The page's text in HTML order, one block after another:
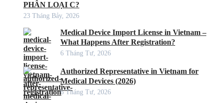
PHÂN LOẠI C?
23 Tháng Bảy, 2026
Medical Device Import License in Vietnam –
What Happens After Registration?
6 Tháng Tư, 2026
Authorized Representative in Vietnam for
Medical Devices (2026)
6 Tháng Tư, 2026